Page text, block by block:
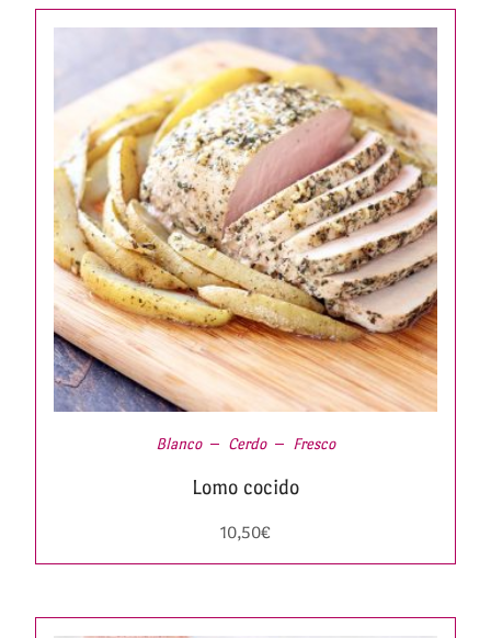
Blanco Cerdo Fresco
Lomo cocido
10,50€